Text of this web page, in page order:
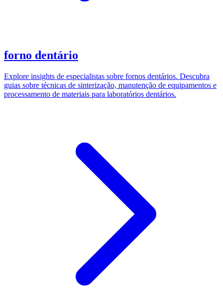
forno dentário
Explore insights de especialistas sobre fornos dentários. Descubra
guias sobre técnicas de sinterização, manutenção de equipamentos e
processamento de materiais para laboratórios dentários.